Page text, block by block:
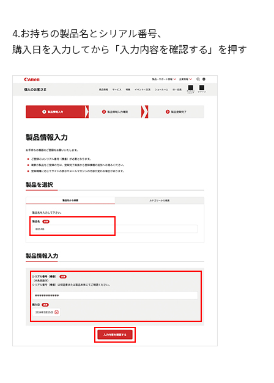
4.お持ちの製品名とシリアル番号、
購入日を入力してから「入力内容を確認する」を押す